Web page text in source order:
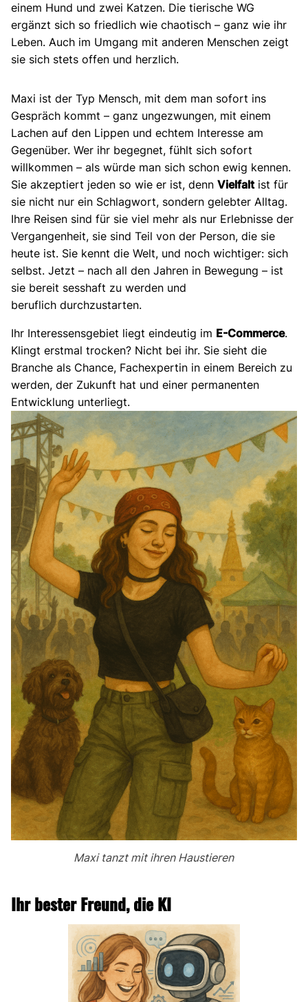
einem Hund und zwei Katzen. Die tierische WG
ergänzt sich so friedlich wie chaotisch – ganz wie ihr
Leben. Auch im Umgang mit anderen Menschen zeigt
sie sich stets offen und herzlich.
Maxi ist der Typ Mensch, mit dem man sofort ins
Gespräch kommt – ganz ungezwungen, mit einem
Lachen auf den Lippen und echtem Interesse am
Gegenüber. Wer ihr begegnet, fühlt sich sofort
willkommen – als würde man sich schon ewig kennen.
Sie akzeptiert jeden so wie er ist, denn Vielfaltist für
sie nicht nur ein Schlagwort, sondern gelebter Alltag.
Ihre Reisen sind für sie viel mehr als nur Erlebnisse der
Vergangenheit, sie sind Teil von der Person, die sie
heute ist. Sie kennt die Welt, und noch wichtiger: sich
selbst. Jetzt – nach all den Jahren in Bewegung – ist
sie bereit sesshaft zu werden und
beruflich durchzustarten.
Ihr Interessensgebiet liegt eindeutig im E-Commerce.
Klingt erstmal trocken? Nicht bei ihr. Sie sieht die
Branche als Chance, Fachexpertin in einem Bereich zu
werden, der Zukunft hat und einer permanenten
Entwicklung unterliegt.
Maxi tanzt mit ihren Haustieren
Ihr bester Freund, die KI